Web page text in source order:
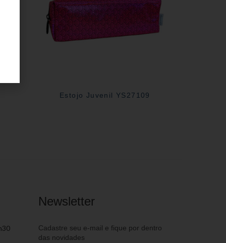
Estojo Juvenil YS27109
Newsletter
Cadastre seu e-mail e fique por dentro
das novidades